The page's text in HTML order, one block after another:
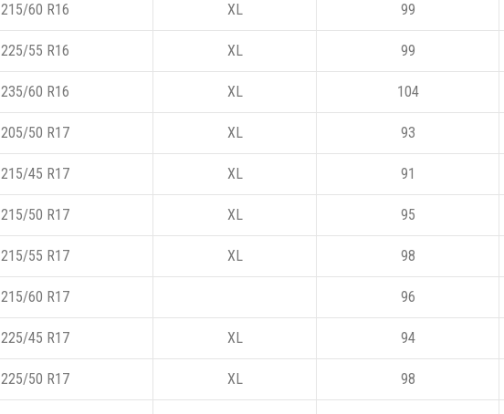
215/60 R16 XL 99
225/55 R16 XL 99
235/60 R16 XL 104
205/50 R17 XL 93
215/45 R17 XL 91
215/50 R17 XL 95
215/55 R17 XL 98
215/60 R17 96
225/45 R17 XL 94
225/50 R17 XL 98